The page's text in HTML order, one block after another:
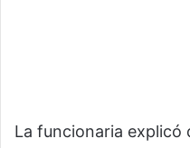
La funcionaria explicó